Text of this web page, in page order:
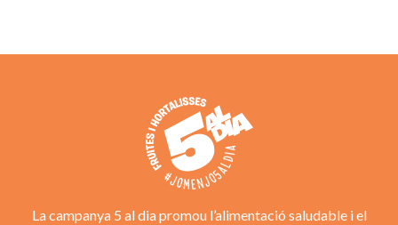
La campanya 5 al dia promou l’alimentació saludable i el